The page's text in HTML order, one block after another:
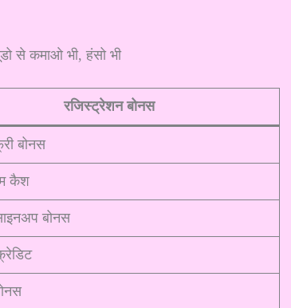
रजिस्ट्रेशन बोनस
बोनस
कैश
बोनस